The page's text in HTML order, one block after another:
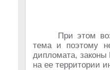
При этом
тема и поэтому
дипломата, законы
на ее территории